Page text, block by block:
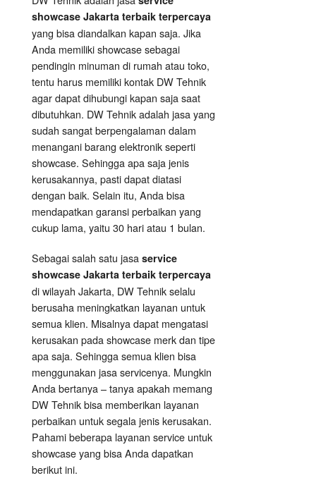
showcase Jakarta terbaik terpercaya
yang bisa diandalkan kapan saja. Jika
Anda memiliki showcase sebagai
pendingin minuman di rumah atau toko,
tentu harus memiliki kontak DW Tehnik
agar dapat dihubungi kapan saja saat
dibutuhkan. DW Tehnik adalah jasa yang
sudah sangat berpengalaman dalam
menangani barang elektronik seperti
showcase. Sehingga apa saja jenis
kerusakannya, pasti dapat diatasi
dengan baik. Selain itu, Anda bisa
mendapatkan garansi perbaikan yang
cukup lama, yaitu 30 hari atau 1 bulan.
Sebagai salah satu jasa service
showcase Jakarta terbaik terpercaya
di wilayah Jakarta, DW Tehnik selalu
berusaha meningkatkan layanan untuk
semua klien. Misalnya dapat mengatasi
kerusakan pada showcase merk dan tipe
apa saja. Sehingga semua klien bisa
menggunakan jasa servicenya. Mungkin
Anda bertanya – tanya apakah memang
DW Tehnik bisa memberikan layanan
perbaikan untuk segala jenis kerusakan.
Pahami beberapa layanan service untuk
showcase yang bisa Anda dapatkan
berikut ini.